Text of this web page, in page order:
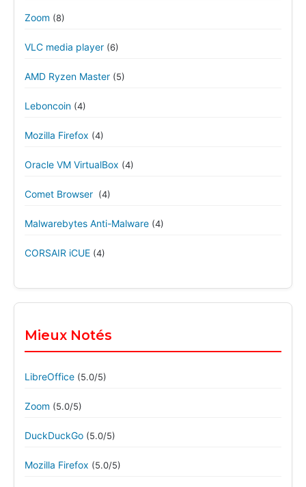
Zoom (8)
VLC media player (6)
AMD Ryzen Master (5)
Leboncoin (4)
Mozilla Firefox (4)
Oracle VM VirtualBox (4)
Comet Browser (4)
Malwarebytes Anti-Malware (4)
CORSAIR iCUE (4)
Mieux Notés
LibreOffice (5.0/5)
Zoom (5.0/5)
DuckDuckGo (5.0/5)
Mozilla Firefox (5.0/5)